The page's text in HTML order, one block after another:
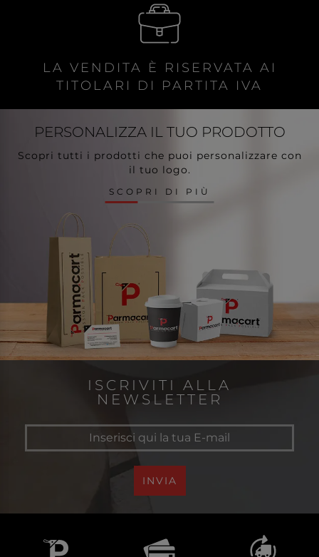
LA VENDITA È RISERVATA AI
TITOLARI DI PARTITA IVA
PERSONALIZZA IL TUO PRODOTTO
Scopri tutti i prodotti che puoi personalizzare con
il tuo logo.
SCOPRI DI PIÙ
ISCRIVITI ALLA
NEWSLETTER
INVIA